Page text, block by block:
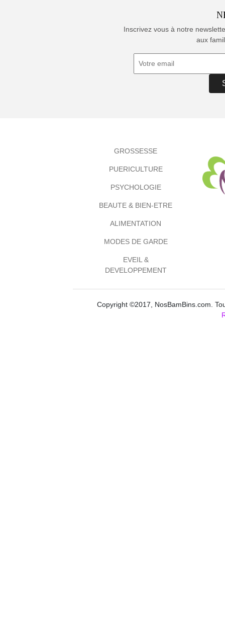
Inscrivez vous à notre
aux
GROSSESSE
PUERICULTURE
PSYCHOLOGIE
BEAUTE & BIEN-ETRE
ALIMENTATION
MODES DE GARDE
EVEIL &
DEVELOPPEMENT
Copyright ©2017, NosBamBins.com.